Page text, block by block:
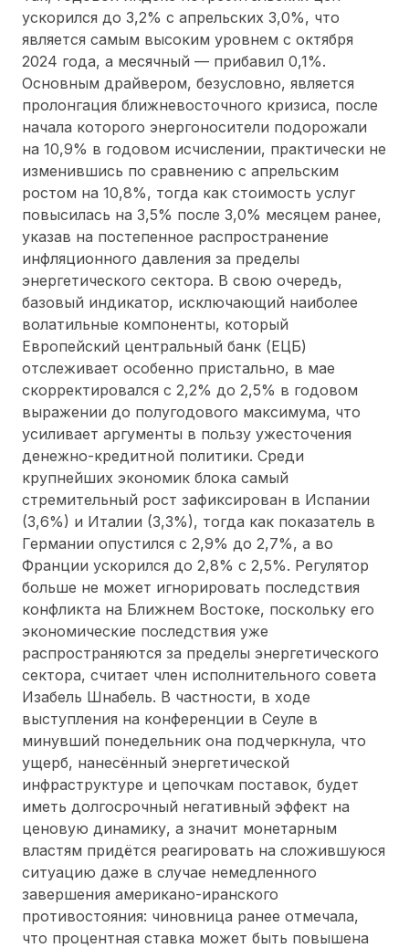
ускорился до 3,2% с апрельских 3,0%, что
является самым высоким уровнем с октября
2024 года, а месячный — прибавил 0,1%.
Основным драйвером, безусловно, является
пролонгация ближневосточного кризиса, после
начала которого энергоносители подорожали
на 10,9% в годовом исчислении, практически не
изменившись по сравнению с апрельским
ростом на 10,8%, тогда как стоимость услуг
повысилась на 3,5% после 3,0% месяцем ранее,
указав на постепенное распространение
инфляционного давления за пределы
энергетического сектора. В свою очередь,
базовый индикатор, исключающий наиболее
волатильные компоненты, который
Европейский центральный банк (ЕЦБ)
отслеживает особенно пристально, в мае
скорректировался с 2,2% до 2,5% в годовом
выражении до полугодового максимума, что
усиливает аргументы в пользу ужесточения
денежно-кредитной политики. Среди
крупнейших экономик блока самый
стремительный рост зафиксирован в Испании
(3,6%) и Италии (3,3%), тогда как показатель в
Германии опустился с 2,9% до 2,7%, а во
Франции ускорился до 2,8% с 2,5%. Регулятор
больше не может игнорировать последствия
конфликта на Ближнем Востоке, поскольку его
экономические последствия уже
распространяются за пределы энергетического
сектора, считает член исполнительного совета
Изабель Шнабель. В частности, в ходе
выступления на конференции в Сеуле в
минувший понедельник она подчеркнула, что
ущерб, нанесённый энергетической
инфраструктуре и цепочкам поставок, будет
иметь долгосрочный негативный эффект на
ценовую динамику, а значит монетарным
властям придётся реагировать на сложившуюся
ситуацию даже в случае немедленного
завершения американо-иранского
противостояния: чиновница ранее отмечала,
что процентная ставка может быть повышена